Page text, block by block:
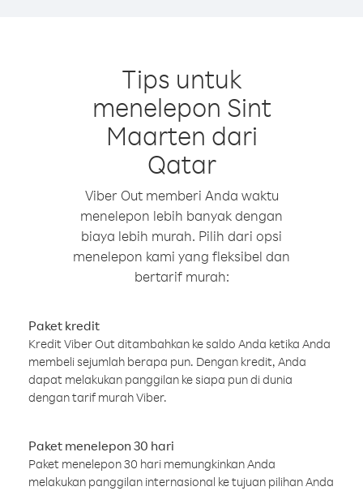
Tips untuk
menelepon Sint
Maarten dari
Qatar
Viber Out memberi Anda waktu
menelepon lebih banyak dengan
biaya lebih murah. Pilih dari opsi
menelepon kami yang fleksibel dan
bertarif murah:
Paket kredit
Kredit Viber Out ditambahkan ke saldo Anda ketika Anda
membeli sejumlah berapa pun. Dengan kredit, Anda
dapat melakukan panggilan ke siapa pun di dunia
dengan tarif murah Viber.
Paket menelepon 30 hari
Paket menelepon 30 hari memungkinkan Anda
melakukan panggilan internasional ke tujuan pilihan Anda